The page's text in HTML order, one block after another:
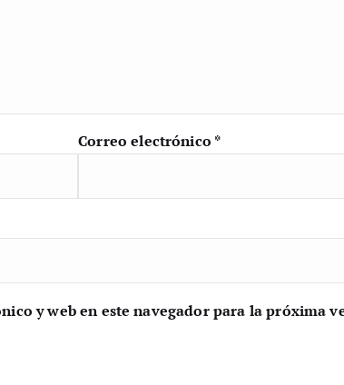
Correo electrónico *
y web en este navegador para la próxima